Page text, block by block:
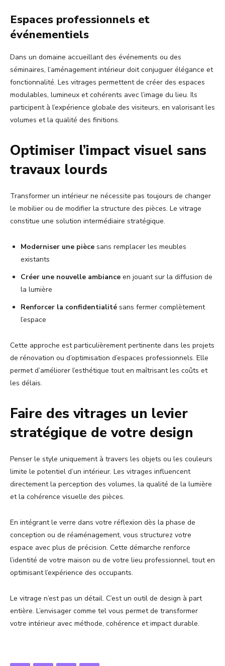
Espaces professionnels et
événementiels
Dans un domaine accueillant des événements ou des
séminaires, l’aménagement intérieur doit conjuguer élégance et
fonctionnalité. Les vitrages permettent de créer des espaces
modulables, lumineux et cohérents avec l’image du lieu. Ils
participent à l’expérience globale des visiteurs, en valorisant les
volumes et la qualité des finitions.
Optimiser l’impact visuel sans
travaux lourds
Transformer un intérieur ne nécessite pas toujours de changer
le mobilier ou de modifier la structure des pièces. Le vitrage
constitue une solution intermédiaire stratégique.
Moderniser une pièce sans remplacer les meubles
existants
Créer une nouvelle ambiance en jouant sur la diffusion de
la lumière
Renforcer la confidentialité sans fermer complètement
l’espace
Cette approche est particulièrement pertinente dans les projets
de rénovation ou d’optimisation d’espaces professionnels. Elle
permet d’améliorer l’esthétique tout en maîtrisant les coûts et
les délais.
Faire des vitrages un levier
stratégique de votre design
Penser le style uniquement à travers les objets ou les couleurs
limite le potentiel d’un intérieur. Les vitrages influencent
directement la perception des volumes, la qualité de la lumière
et la cohérence visuelle des pièces.
En intégrant le verre dans votre réflexion dès la phase de
conception ou de réaménagement, vous structurez votre
espace avec plus de précision. Cette démarche renforce
l’identité de votre maison ou de votre lieu professionnel, tout en
optimisant l’expérience des occupants.
Le vitrage n’est pas un détail. C’est un outil de design à part
entière. L’envisager comme tel vous permet de transformer
votre intérieur avec méthode, cohérence et impact durable.